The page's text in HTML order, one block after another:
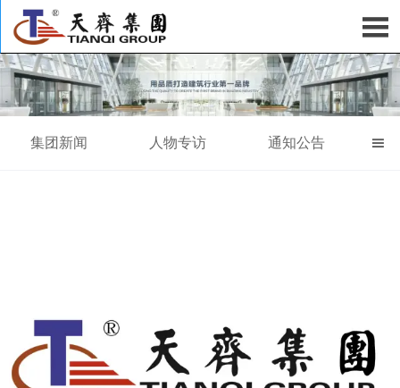

集团新闻 人物专访 通知公告 